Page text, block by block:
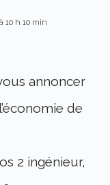
10 h 10 min
annoncer
de
2 ingénieur,